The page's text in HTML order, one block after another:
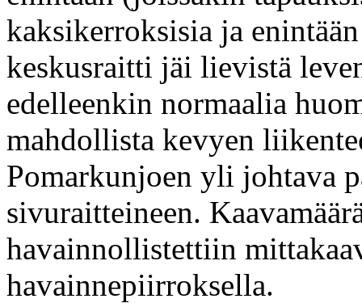
kaksikerroksisia ja
keskusraitti jäi lievistä
edelleenkin normaalia
mahdollista kevyen
Pomarkunjoen yli johtava
sivuraitteineen.
havainnollistettiin
havainnepiirroksella.